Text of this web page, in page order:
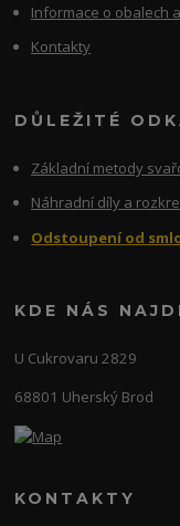
Informace o obalech
Kontakty
DŮLEŽITÉ
Základní metody
Náhradní díly a
Odstoupení od
KDE NÁS
U Cukrovaru 2829
68801 Uherský Brod
KONTAKTY